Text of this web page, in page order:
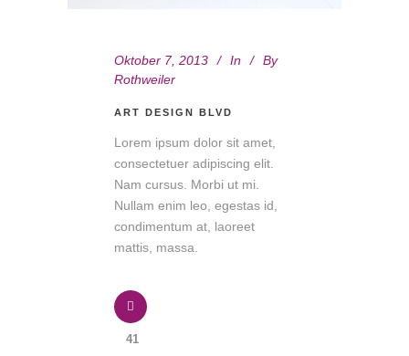
Oktober 7, 2013 In
By
Rothweiler
ART DESIGN BLVD
Lorem ipsum dolor sit amet,
consectetuer adipiscing elit.
Nam cursus. Morbi ut mi.
Nullam enim leo, egestas id,
condimentum at, laoreet
mattis, massa.
41